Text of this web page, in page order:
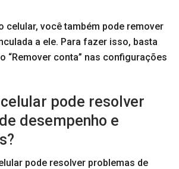
celular, você também pode remover
a ele. Para fazer isso, basta
“Remover conta” nas configurações
pode resolver
desempenho e
pode resolver problemas de